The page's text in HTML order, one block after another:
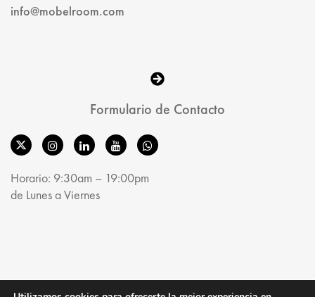
info@mobelroom.com
Formulario de Contacto
Horario: 9:30am – 19:00pm
de Lunes a Viernes